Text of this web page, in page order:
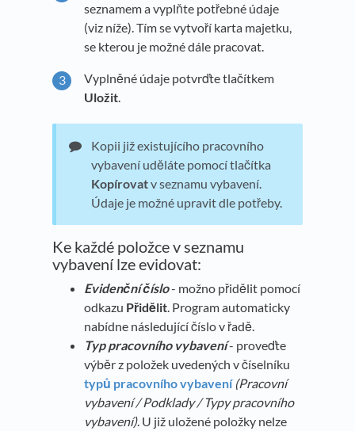
seznamem a vyplňte potřebné údaje
(viz níže). Tím se vytvoří karta majetku,
se kterou je možné dále pracovat.
Vyplněné údaje potvrďte tlačítkem
Uložit.
Kopii již existujícího pracovního
vybavení uděláte pomocí tlačítka
Kopírovatv seznamu vybavení.
Údaje je možné upravit dle potřeby.
Ke každé položce v seznamu
vybavení lze evidovat:
Evidenční číslo- možno přidělit pomocí
odkazu Přidělit. Program automaticky
nabídne následující číslo v řadě.
Typ pracovního vybavení- proveďte
výběr z položek uvedených v číselníku
typů pracovního vybavení (Pracovní
vybavení / Podklady / Typy pracovního
vybavení). U již uložené položky nelze